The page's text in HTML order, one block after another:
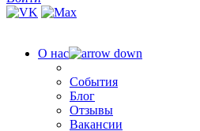
О нас
События
Блог
Отзывы
Вакансии